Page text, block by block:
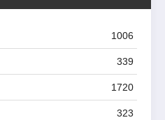
1006
339
1720
323